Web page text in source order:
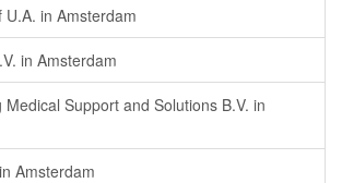
in Amsterdam
in Amsterdam
Support and Solutions B.V. in
Amsterdam